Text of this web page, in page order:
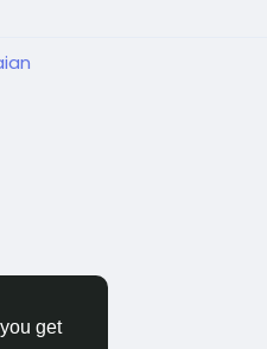
get